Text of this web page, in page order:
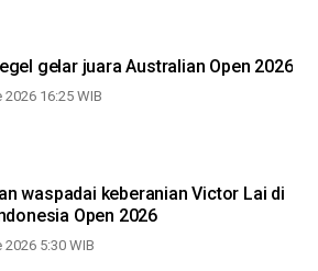
gelar juara Australian Open 2026
2026 16:25 WIB
waspadai keberanian Victor Lai di
Open 2026
2026 5:30 WIB